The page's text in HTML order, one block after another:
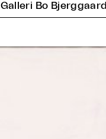
Galleri Bo Bjerggaard